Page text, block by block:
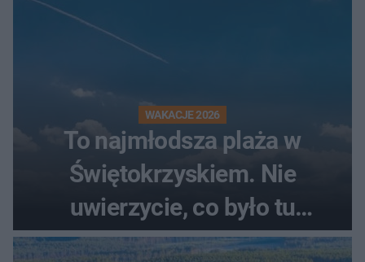
WAKACJE 2026
To najmłodsza plaża w
Świętokrzyskiem. Nie
uwierzycie, co było tu
wcześniej